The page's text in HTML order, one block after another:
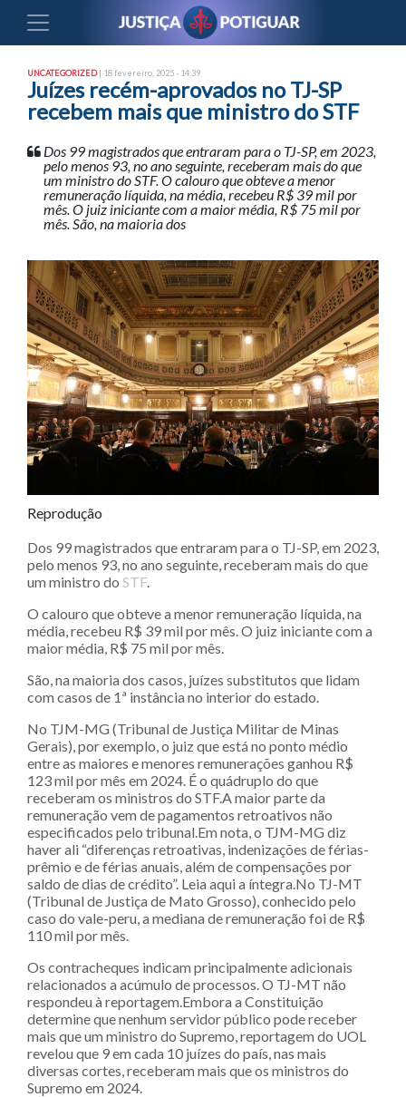
UNCATEGORIZED| 18 fevereiro, 2025 - 14:39
Juízes recém-aprovados no TJ-SP
recebem mais que ministro do STF
Dos 99 magistrados que entraram para o TJ-SP, em 2023,
pelo menos 93, no ano seguinte, receberam mais do que
um ministro do STF. O calouro que obteve a menor
remuneração líquida, na média, recebeu R$ 39 mil por
mês. O juiz iniciante com a maior média, R$ 75 mil por
mês. São, na maioria dos
Reprodução
Dos 99 magistrados que entraram para o TJ-SP, em 2023,
pelo menos 93, no ano seguinte, receberam mais do que
um ministro do STF.
O calouro que obteve a menor remuneração líquida, na
média, recebeu R$ 39 mil por mês. O juiz iniciante com a
maior média, R$ 75 mil por mês.
São, na maioria dos casos, juízes substitutos que lidam
com casos de 1ª instância no interior do estado.
No TJM-MG (Tribunal de Justiça Militar de Minas
Gerais), por exemplo, o juiz que está no ponto médio
entre as maiores e menores remunerações ganhou R$
123 mil por mês em 2024. É o quádruplo do que
receberam os ministros do STF.A maior parte da
remuneração vem de pagamentos retroativos não
especificados pelo tribunal.Em nota, o TJM-MG diz
haver ali “diferenças retroativas, indenizações de férias-
prêmio e de férias anuais, além de compensações por
saldo de dias de crédito”. Leia aqui a íntegra.No TJ-MT
(Tribunal de Justiça de Mato Grosso), conhecido pelo
caso do vale-peru, a mediana de remuneração foi de R$
110 mil por mês.
Os contracheques indicam principalmente adicionais
relacionados a acúmulo de processos. O TJ-MT não
respondeu à reportagem.Embora a Constituição
determine que nenhum servidor público pode receber
mais que um ministro do Supremo, reportagem do UOL
revelou que 9 em cada 10 juízes do país, nas mais
diversas cortes, receberam mais que os ministros do
Supremo em 2024.